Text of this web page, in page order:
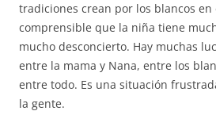
tradiciones crean por los blancos en
comprensible que la niña tiene
mucho desconcierto. Hay muchas
entre la mama y Nana, entre los
entre todo. Es una situación
la gente.